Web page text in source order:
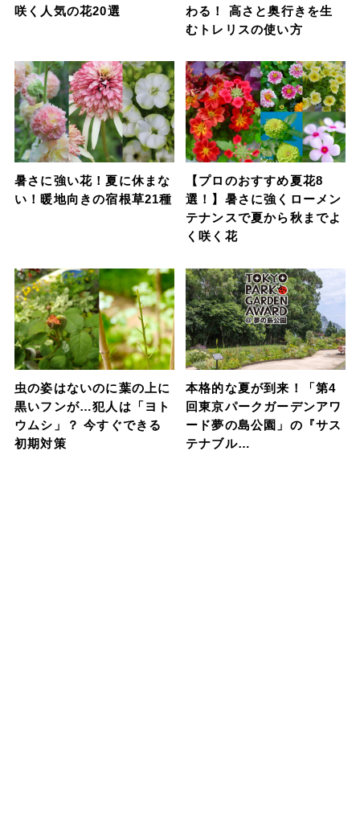
咲く人気の花20選
わる！ 高さと奥行きを生
むトレリスの使い方
暑さに強い花！夏に休まな
い！暖地向きの宿根草21種
【プロのおすすめ夏花8
選！】暑さに強くローメン
テナンスで夏から秋までよ
く咲く花
虫の姿はないのに葉の上に
黒いフンが…犯人は「ヨト
ウムシ」？ 今すぐできる
初期対策
本格的な夏が到来！「第4
回東京パークガーデンアワ
ード夢の島公園」の『サス
テナブル…